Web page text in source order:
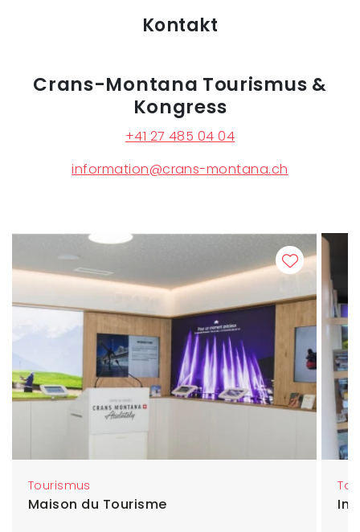
Kontakt
Crans-Montana Tourismus &
Kongress
+41 27 485 04 04
information@crans-montana.ch
Tourismus
Maison du Tourisme